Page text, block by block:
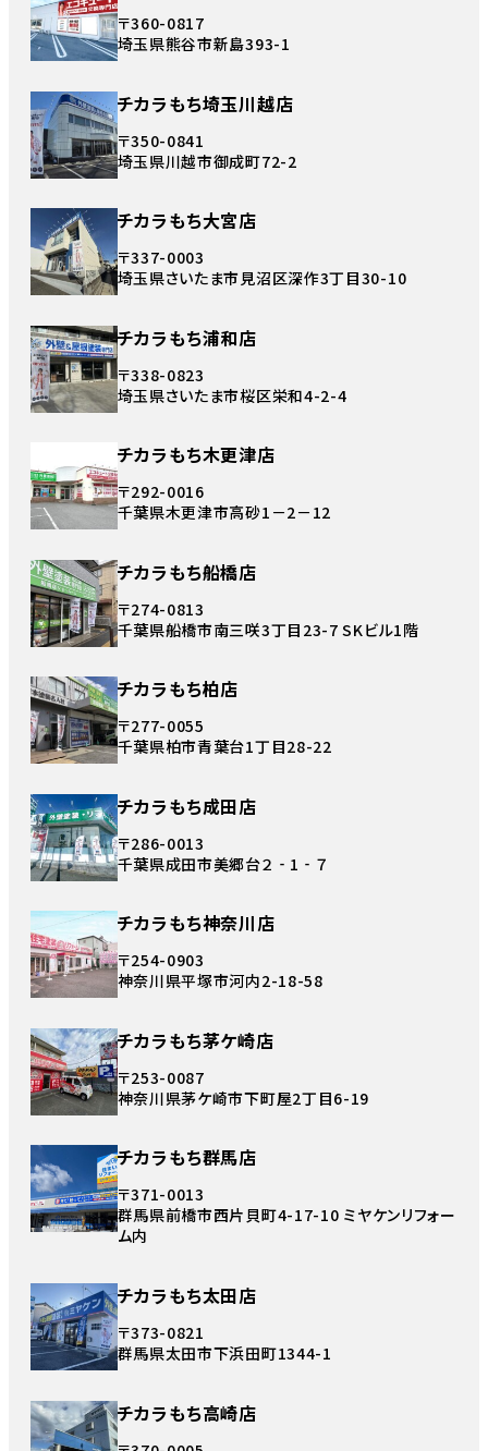
〒360-0817
埼玉県熊谷市新島393-1
チカラもち埼玉川越店
〒350-0841
埼玉県川越市御成町72-2
チカラもち大宮店
〒337-0003
埼玉県さいたま市見沼区深作3丁目30-10
チカラもち浦和店
〒338-0823
埼玉県さいたま市桜区栄和4-2-4
チカラもち木更津店
〒292-0016
千葉県木更津市高砂1－2－12
チカラもち船橋店
〒274-0813
千葉県船橋市南三咲3丁目23-7 SKビル1階
チカラもち柏店
〒277-0055
千葉県柏市青葉台1丁目28-22
チカラもち成田店
〒286-0013
千葉県成田市美郷台２‐1‐７
チカラもち神奈川店
〒254-0903
神奈川県平塚市河内2-18-58
チカラもち茅ケ崎店
〒253-0087
神奈川県茅ケ崎市下町屋2丁目6-19
チカラもち群馬店
〒371-0013
群馬県前橋市西片貝町4-17-10 ミヤケンリフォー
ム内
チカラもち太田店
〒373-0821
群馬県太田市下浜田町1344-1
チカラもち高崎店